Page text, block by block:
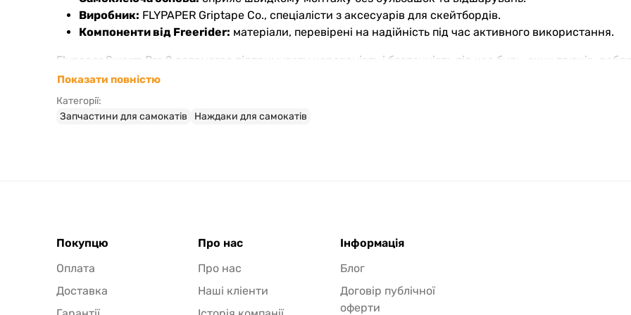
Виробник: FLYPAPER Griptape Co., спеціалісти з аксесуарів для скейтбордів.
Компоненти від Freerider: матеріали, перевірені на надійність під час активного використання.
Flypaper Swarm Pro 9 допомагає підтримувати керованість і безпечність під час будь-яких трюків,
В магазині “Ролики” цей наждак представлений як ідеальна складова для обладнання вашого
в собі розмір і властивості, які відповідають вимогам досвідчених райдерів і тих, хто лише починає
Показати повністю
Категорії:
Запчастини для самокатів
Наждаки для самокатів
Покупцю
Оплата
Доставка
Про нас
Про нас
Наші кліенти
Інформація
Блог
Договір публічної
оферти